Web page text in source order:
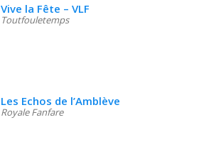
Vive la Fête – VLF
Toutfouletemps
Les Echos de l’Amblève
Royale Fanfare